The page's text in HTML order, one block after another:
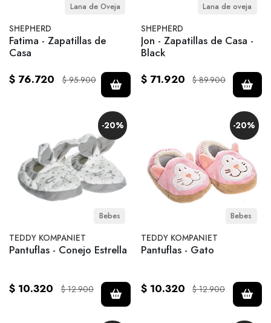
Lana de Oveja
SHEPHERD
Fatima - Zapatillas de
Casa
$ 76.720
$ 95.900
Lana de oveja
SHEPHERD
Jon - Zapatillas de Casa -
Black
$ 71.920
$ 89.900
-20%
Bebes
TEDDY KOMPANIET
Pantuflas - Conejo Estrella
$ 10.320 $ 12.900
-20%
Bebes
TEDDY KOMPANIET
Pantuflas - Gato
$ 10.320 $ 12.900